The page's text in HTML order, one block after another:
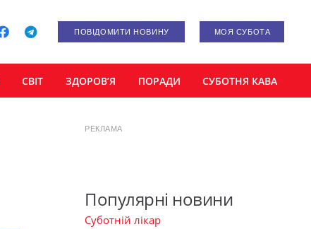
ПОВІДОМИТИ НОВИНУ МОЯ СУБОТА
СВІТ ЗДОРОВ’Я ПОРАДИ СУБОТНЯ КАВА
РЕКЛАМА
Популярні новини
Суботній лікар